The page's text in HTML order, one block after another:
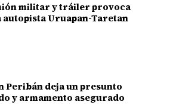
militar y tráiler provoca
Uruapan-Taretan
Peribán deja un presunto
y armamento asegurado